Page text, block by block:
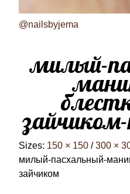
@nailsbyjema
милый-
Sizes: 150 × 150 / 300 ×
милый-пасхальный-
зайчиком